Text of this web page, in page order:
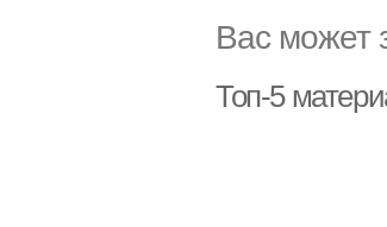
Вас может
Топ-5